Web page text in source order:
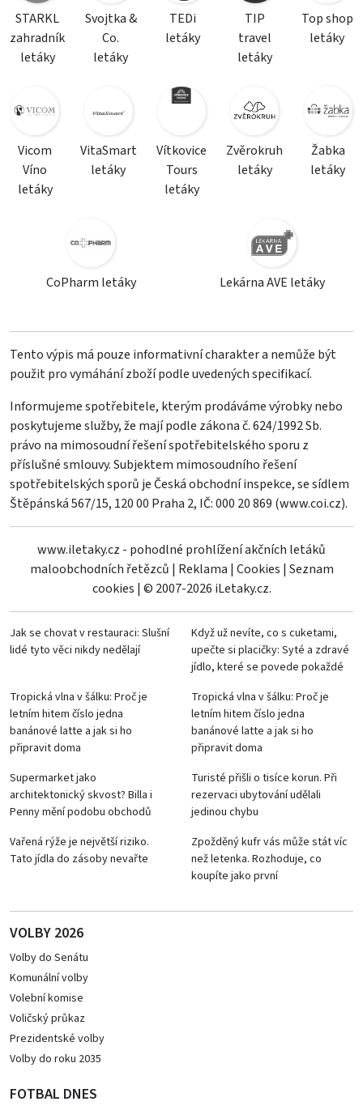
STARKL
zahradník
letáky
Svojtka &
Co.
letáky
TEDi
letáky
TIP
travel
letáky
Top shop
letáky
Vicom
Víno
letáky
VitaSmart
letáky
Vítkovice
Tours
letáky
Zvěrokruh
letáky
Žabka
letáky
CoPharm letáky Lekárna AVE letáky
Tento výpis má pouze informativní charakter a nemůže být
použit pro vymáhání zboží podle uvedených specifikací.
Informujeme spotřebitele, kterým prodáváme výrobky nebo
poskytujeme služby, že mají podle zákona č. 624/1992 Sb.
právo na mimosoudní řešení spotřebitelského sporu z
příslušné smlouvy. Subjektem mimosoudního řešení
spotřebitelských sporů je Česká obchodní inspekce, se sídlem
Štěpánská 567/15, 120 00 Praha 2, IČ: 000 20 869 (www.coi.cz).
www.iletaky.cz - pohodlné prohlížení akčních letáků
maloobchodních řetězců | Reklama | Cookies | Seznam
cookies | © 2007-2026 iLetaky.cz.
Jak se chovat v restauraci: Slušní
lidé tyto věci nikdy nedělají
Když už nevíte, co s cuketami,
upečte si placičky: Syté a zdravé
jídlo, které se povede pokaždé
Tropická vlna v šálku: Proč je
letním hitem číslo jedna
banánové latte a jak si ho
připravit doma
Tropická vlna v šálku: Proč je
letním hitem číslo jedna
banánové latte a jak si ho
připravit doma
Supermarket jako
architektonický skvost? Billa i
Penny mění podobu obchodů
Turisté přišli o tisíce korun. Při
rezervaci ubytování udělali
jedinou chybu
Vařená rýže je největší riziko.
Tato jídla do zásoby nevařte
Zpožděný kufr vás může stát víc
než letenka. Rozhoduje, co
koupíte jako první
VOLBY 2026
Volby do Senátu
Komunální volby
Volební komise
Voličský průkaz
Prezidentské volby
Volby do roku 2035
FOTBAL DNES